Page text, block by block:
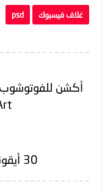
غلاف فيسبوك psd
30 أيقونة خطية - Linear Icons